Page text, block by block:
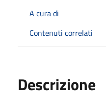
A cura di
Contenuti correlati
Descrizione